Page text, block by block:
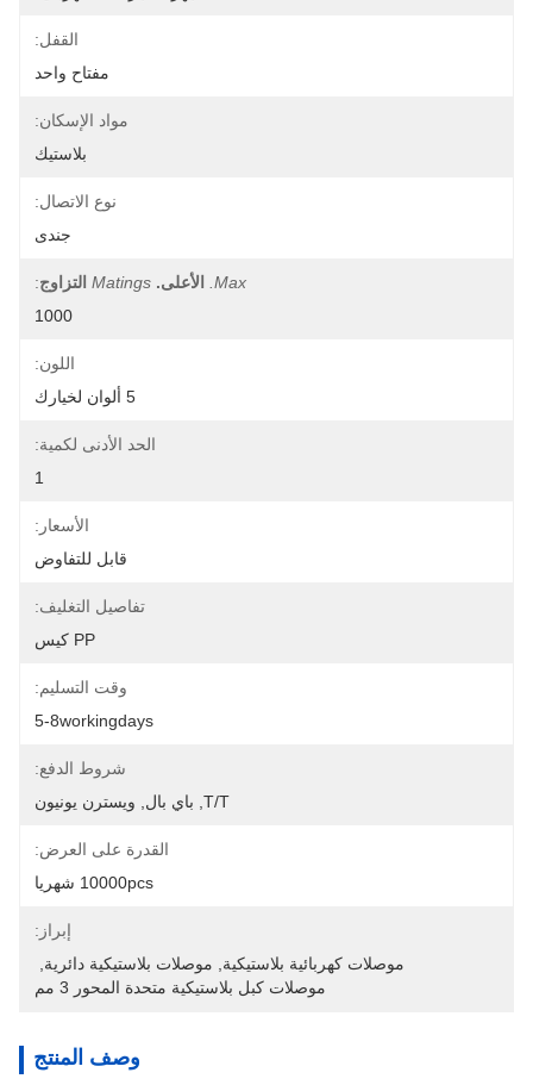
القفل:
مفتاح واحد
مواد الإسكان:
بلاستيك
نوع الاتصال:
جندى
Max. الأعلى. Matings التزاوج:
1000
اللون:
5 ألوان لخيارك
الحد الأدنى لكمية:
1
الأسعار:
قابل للتفاوض
تفاصيل التغليف:
PP كيس
وقت التسليم:
5-8workingdays
شروط الدفع:
T/T, باي بال, ويسترن يونيون
القدرة على العرض:
10000pcs شهريا
إبراز:
موصلات كهربائية بلاستيكية
موصلات بلاستيكية دائرية
موصلات كبل بلاستيكية متحدة المحور 3 مم
وصف المنتج